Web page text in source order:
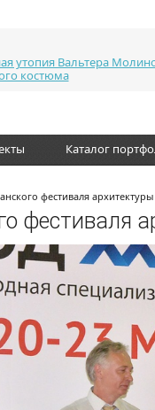
утопия Вальтера
костюма
Каталог
фестиваля
фестиваля